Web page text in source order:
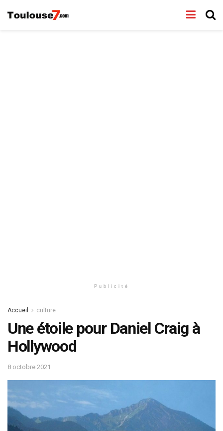
Publicité
Accueil culture
Une étoile pour Daniel Craig à
Hollywood
8 octobre 2021